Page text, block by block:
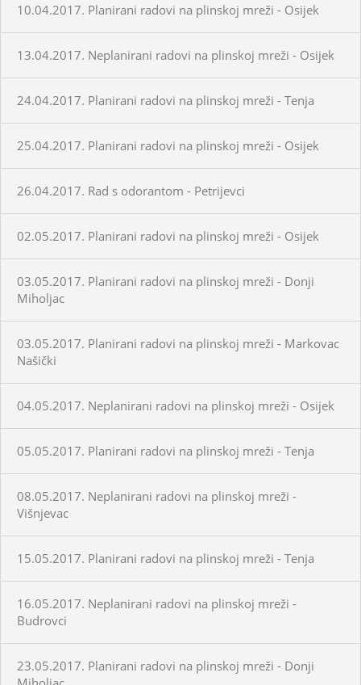
10.04.2017. Planirani radovi na plinskoj mreži - Osijek
13.04.2017. Neplanirani radovi na plinskoj mreži - Osijek
24.04.2017. Planirani radovi na plinskoj mreži - Tenja
25.04.2017. Planirani radovi na plinskoj mreži - Osijek
26.04.2017. Rad s odorantom - Petrijevci
02.05.2017. Planirani radovi na plinskoj mreži - Osijek
03.05.2017. Planirani radovi na plinskoj mreži - Donji
Miholjac
03.05.2017. Planirani radovi na plinskoj mreži - Markovac
Našički
04.05.2017. Neplanirani radovi na plinskoj mreži - Osijek
05.05.2017. Planirani radovi na plinskoj mreži - Tenja
08.05.2017. Neplanirani radovi na plinskoj mreži -
Višnjevac
15.05.2017. Planirani radovi na plinskoj mreži - Tenja
16.05.2017. Neplanirani radovi na plinskoj mreži -
Budrovci
23.05.2017. Planirani radovi na plinskoj mreži - Donji